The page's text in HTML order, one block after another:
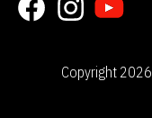
Copyright